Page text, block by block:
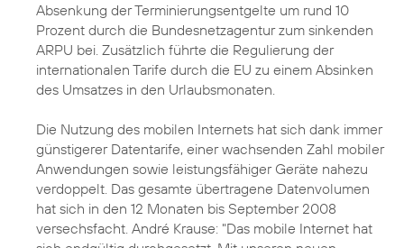
Absenkung der Terminierungsentgelte um rund 10
Prozent durch die Bundesnetzagentur zum sinkenden
ARPU bei. Zusätzlich führte die Regulierung der
internationalen Tarife durch die EU zu einem Absinken
des Umsatzes in den Urlaubsmonaten.
Die Nutzung des mobilen Internets hat sich dank immer
günstigerer Datentarife, einer wachsenden Zahl mobiler
Anwendungen sowie leistungsfähiger Geräte nahezu
verdoppelt. Das gesamte übertragene Datenvolumen
hat sich in den 12 Monaten bis September 2008
versechsfacht. André Krause: "Das mobile Internet hat